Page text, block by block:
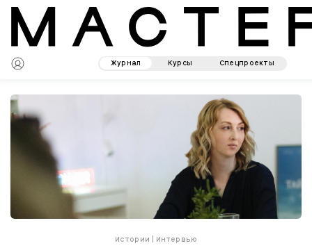
Журнал Курсы Спецпроекты
Истории Интервью